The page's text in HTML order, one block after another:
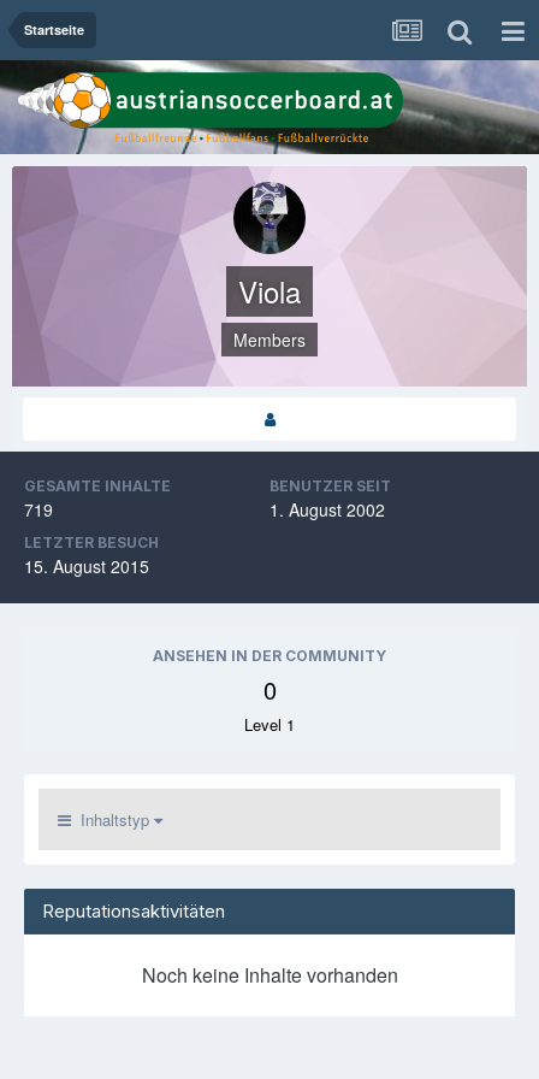
Startseite
Viola
Members
GESAMTE INHALTE
719
BENUTZER SEIT
1. August 2002
LETZTER BESUCH
15. August 2015
ANSEHEN IN DER COMMUNITY
0
Level 1
Inhaltstyp
Reputationsaktivitäten
Noch keine Inhalte vorhanden